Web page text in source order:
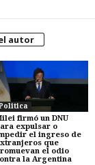
autor
firmó un DNU
expulsar o
el ingreso de
que
el odio
la Argentina